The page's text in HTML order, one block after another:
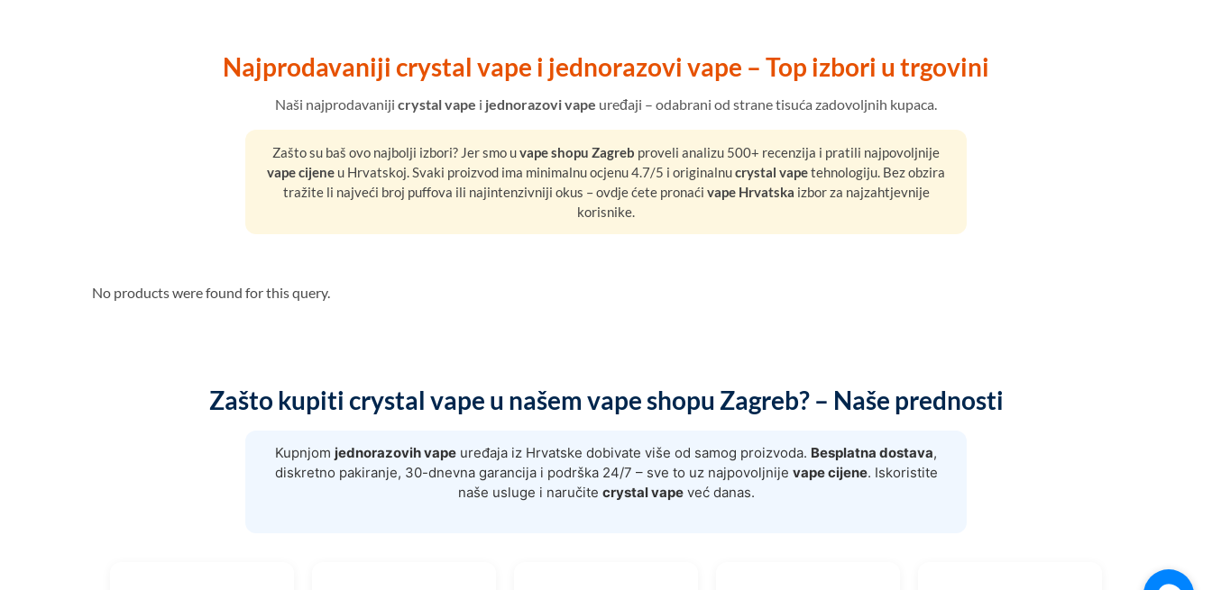
Najprodavaniji crystal vape i jednorazovi vape – Top izbori u trgovini
Naši najprodavaniji crystal vape i jednorazovi vape uređaji – odabrani od strane tisuća zadovoljnih kupaca.
Zašto su baš ovo najbolji izbori? Jer smo uvape shopu Zagreb proveli analizu 500+ recenzija i pratili najpovoljnije
vape cijene u Hrvatskoj. Svaki proizvod ima minimalnu ocjenu 4.7/5 i originalnucrystal vapetehnologiju. Bez obzira
tražite li najveći broj puffova ili najintenzivniji okus – ovdje ćete pronaći vape Hrvatska izbor za najzahtjevnije
korisnike.
No products were found for this query.
Zašto kupiti crystal vape u našem vape shopu Zagreb? – Naše prednosti
Kupnjom jednorazovih vape uređaja iz Hrvatske dobivate više od samog proizvoda. Besplatna dostava,
diskretno pakiranje, 30-dnevna garancija i podrška 24/7 – sve to uz najpovoljnije vape cijene. Iskoristite
naše usluge i naručite crystal vapeveć danas.